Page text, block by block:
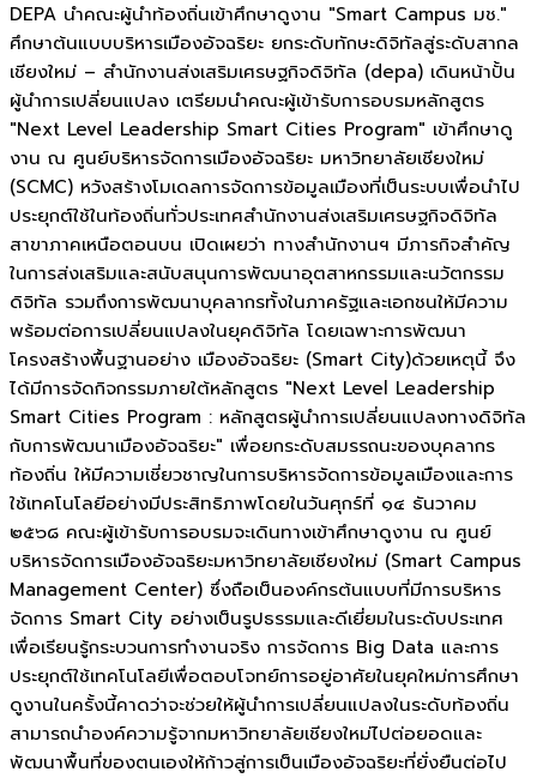
DEPA นำคณะผู้นำท้องถิ่นเข้าศึกษาดูงาน "Smart Campus มช."
ศึกษาต้นแบบบริหารเมืองอัจฉริยะ ยกระดับทักษะดิจิทัลสู่ระดับสากล
เชียงใหม่ – สำนักงานส่งเสริมเศรษฐกิจดิจิทัล (depa) เดินหน้าปั้น
ผู้นำการเปลี่ยนแปลง เตรียมนำคณะผู้เข้ารับการอบรมหลักสูตร
"Next Level Leadership Smart Cities Program" เข้าศึกษาดู
งาน ณ ศูนย์บริหารจัดการเมืองอัจฉริยะ มหาวิทยาลัยเชียงใหม่
(SCMC) หวังสร้างโมเดลการจัดการข้อมูลเมืองที่เป็นระบบเพื่อนำไป
ประยุกต์ใช้ในท้องถิ่นทั่วประเทศสำนักงานส่งเสริมเศรษฐกิจดิจิทัล
สาขาภาคเหนือตอนบน เปิดเผยว่า ทางสำนักงานฯ มีภารกิจสำคัญ
ในการส่งเสริมและสนับสนุนการพัฒนาอุตสาหกรรมและนวัตกรรม
ดิจิทัล รวมถึงการพัฒนาบุคลากรทั้งในภาครัฐและเอกชนให้มีความ
พร้อมต่อการเปลี่ยนแปลงในยุคดิจิทัล โดยเฉพาะการพัฒนา
โครงสร้างพื้นฐานอย่าง เมืองอัจฉริยะ (Smart City)ด้วยเหตุนี้ จึง
ได้มีการจัดกิจกรรมภายใต้หลักสูตร "Next Level Leadership
Smart Cities Program : หลักสูตรผู้นำการเปลี่ยนแปลงทางดิจิทัล
กับการพัฒนาเมืองอัจฉริยะ" เพื่อยกระดับสมรรถนะของบุคลากร
ท้องถิ่น ให้มีความเชี่ยวชาญในการบริหารจัดการข้อมูลเมืองและการ
ใช้เทคโนโลยีอย่างมีประสิทธิภาพโดยในวันศุกร์ที่ ๑๔ ธันวาคม
๒๕๖๘ คณะผู้เข้ารับการอบรมจะเดินทางเข้าศึกษาดูงาน ณ ศูนย์
บริหารจัดการเมืองอัจฉริยะมหาวิทยาลัยเชียงใหม่ (Smart Campus
Management Center) ซึ่งถือเป็นองค์กรต้นแบบที่มีการบริหาร
จัดการ Smart City อย่างเป็นรูปธรรมและดีเยี่ยมในระดับประเทศ
เพื่อเรียนรู้กระบวนการทำงานจริง การจัดการ Big Data และการ
ประยุกต์ใช้เทคโนโลยีเพื่อตอบโจทย์การอยู่อาศัยในยุคใหม่การศึกษา
ดูงานในครั้งนี้คาดว่าจะช่วยให้ผู้นำการเปลี่ยนแปลงในระดับท้องถิ่น
สามารถนำองค์ความรู้จากมหาวิทยาลัยเชียงใหม่ไปต่อยอดและ
พัฒนาพื้นที่ของตนเองให้ก้าวสู่การเป็นเมืองอัจฉริยะที่ยั่งยืนต่อไป